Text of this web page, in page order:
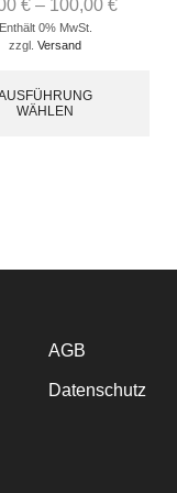
€ – 100,00€
0% MwSt.
zzgl.Versand
WÄHLEN
AGB
Datenschutz